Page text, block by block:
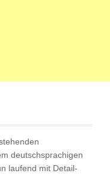
deutschsprachigen
laufend mit Detail-